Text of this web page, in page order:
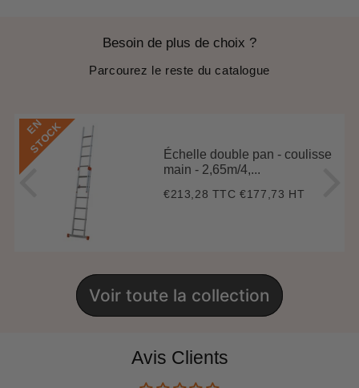
Besoin de plus de choix ?
Parcourez le reste du catalogue
E
N
S
T
O
C
K
Échelle double pan - coulisse
main - 2,65m/4,...
Prix
€213,28 TTC€213,28
€177,73 HT
Voir toute la collection
Avis Clients